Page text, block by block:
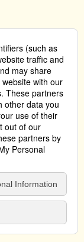
rights reserved.